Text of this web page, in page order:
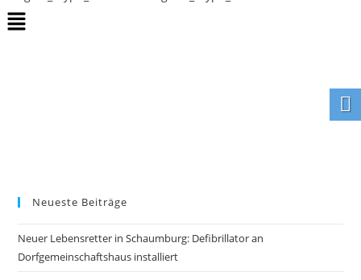
Neueste Beiträge
Neuer Lebensretter in Schaumburg: Defibrillator an
Dorfgemeinschaftshaus installiert